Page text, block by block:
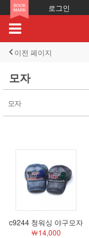
로그인
이전 페이지
모자
모자
c9244 청워싱 야구모자
￦14,000